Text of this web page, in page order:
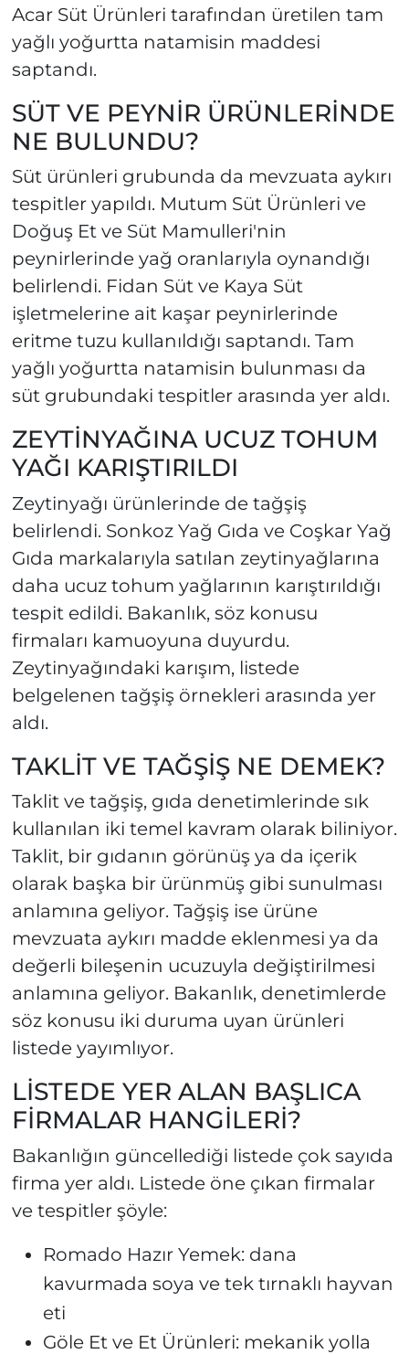
Acar Süt Ürünleri tarafından üretilen tam
yağlı yoğurtta natamisin maddesi
saptandı.
SÜT VE PEYNİR ÜRÜNLERİNDE
NE BULUNDU?
Süt ürünleri grubunda da mevzuata aykırı
tespitler yapıldı. Mutum Süt Ürünleri ve
Doğuş Et ve Süt Mamulleri'nin
peynirlerinde yağ oranlarıyla oynandığı
belirlendi. Fidan Süt ve Kaya Süt
işletmelerine ait kaşar peynirlerinde
eritme tuzu kullanıldığı saptandı. Tam
yağlı yoğurtta natamisin bulunması da
süt grubundaki tespitler arasında yer aldı.
ZEYTİNYAĞINA UCUZ TOHUM
YAĞI KARIŞTIRILDI
Zeytinyağı ürünlerinde de tağşiş
belirlendi. Sonkoz Yağ Gıda ve Coşkar Yağ
Gıda markalarıyla satılan zeytinyağlarına
daha ucuz tohum yağlarının karıştırıldığı
tespit edildi. Bakanlık, söz konusu
firmaları kamuoyuna duyurdu.
Zeytinyağındaki karışım, listede
belgelenen tağşiş örnekleri arasında yer
aldı.
TAKLİT VE TAĞŞİŞ NE DEMEK?
Taklit ve tağşiş, gıda denetimlerinde sık
kullanılan iki temel kavram olarak biliniyor.
Taklit, bir gıdanın görünüş ya da içerik
olarak başka bir ürünmüş gibi sunulması
anlamına geliyor. Tağşiş ise ürüne
mevzuata aykırı madde eklenmesi ya da
değerli bileşenin ucuzuyla değiştirilmesi
anlamına geliyor. Bakanlık, denetimlerde
söz konusu iki duruma uyan ürünleri
listede yayımlıyor.
LİSTEDE YER ALAN BAŞLICA
FİRMALAR HANGİLERİ?
Bakanlığın güncellediği listede çok sayıda
firma yer aldı. Listede öne çıkan firmalar
ve tespitler şöyle:
Romado Hazır Yemek: dana
kavurmada soya ve tek tırnaklı hayvan
eti
Göle Et ve Et Ürünleri: mekanik yolla